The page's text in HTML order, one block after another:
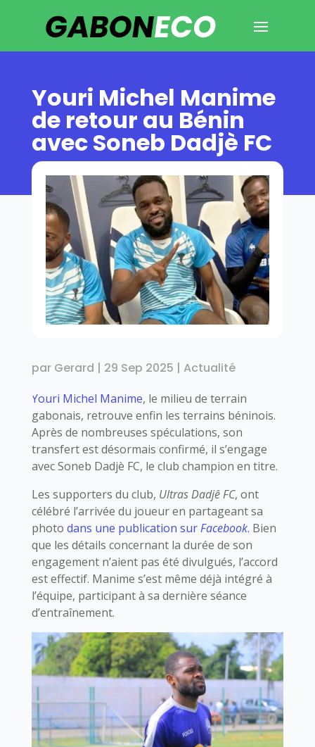
Youri Michel Manime
de retour au Bénin
avec Soneb Dadjè FC
par Gerard | 29 Sep 2025 | Actualité
Youri Michel Manime, le milieu de terrain
gabonais, retrouve enfin les terrains béninois.
Après de nombreuses spéculations, son
transfert est désormais confirmé, il s’engage
avec Soneb Dadjè FC, le club champion en titre.
Les supporters du club, Ultras Dadjê FC, ont
célébré l’arrivée du joueur en partageant sa
photo dans une publication surFacebook. Bien
que les détails concernant la durée de son
engagement n’aient pas été divulgués, l’accord
est effectif. Manime s’est même déjà intégré à
l’équipe, participant à sa dernière séance
d’entraînement.